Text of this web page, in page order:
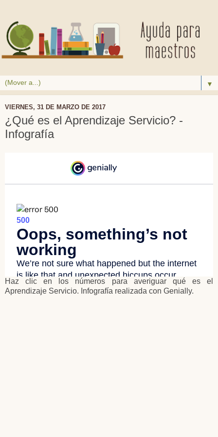
▼
VIERNES, 31 DE MARZO DE 2017
¿Qué es el Aprendizaje Servicio? -
Infografía
Haz clic en los números para averiguar qué es el
Aprendizaje Servicio. Infografía realizada con Genially.